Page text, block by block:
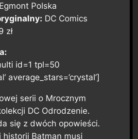
Egmont Polska
DC Comics
zł
id=1 tpl=50
average_stars=’crystal’]
serii o Mrocznym
DC Odrodzenie.
się z dwóch opowieści.
historii Batman musi